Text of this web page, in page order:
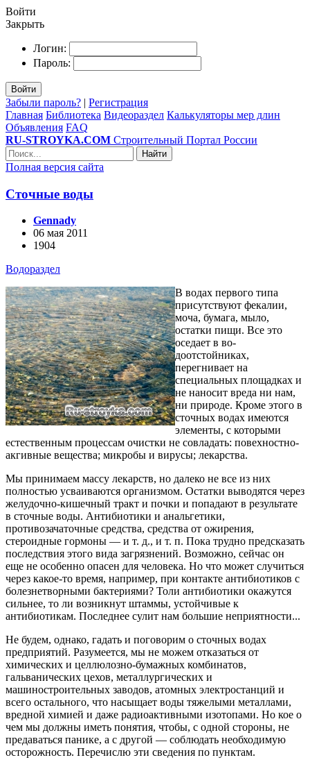
Войти
Закрыть
Логин:
Пароль:
Войти
Забыли пароль? | Регистрация
Главная Библиотека Видеораздел Калькуляторы мер длин
Объявления FAQ
RU-STROYKA.COM Строительный Портал России
Найти
Полная версия сайта
Сточные воды
Gennady
06 мая 2011
1904
Водораздел
В водах первого типа
присутствуют фекалии,
моча, бумага, мыло,
остатки пищи. Все это
оседает в во­
доотстойниках,
перегнивает на
специальных пло­щадках и
не наносит вреда ни нам,
ни природе. Кроме этого в
сточных водах имеются
элементы, с которыми
естественным процессам очистки не совладать: повехностно-
акгивные вещества; микро­бы и вирусы; лекарства.
Мы принимаем массу лекарств, но далеко не все из них
полностью усваиваются организмом. Остатки выводятся через
желудочно-кишечный тракт и поч­ки и попадают в результате
в сточные воды. Анти­биотики и анальгетики,
противозачаточные сред­ства, средства от ожирения,
стероидные гормоны — и т. д., и т. п. Пока трудно предсказать
последствия этого вида загрязнений. Возможно, сейчас он
еще не особенно опасен для человека. Но что может слу­читься
через какое-то время, например, при контак­те антибиотиков с
болезнетворными бактериями? Толи антибиотики окажутся
сильнее, то ли воз­никнут штаммы, устойчивые к
антибиотикам. По­следнее сулит нам большие неприятности...
Не будем, однако, гадать и поговорим о сточных водах
предприятий. Разумеется, мы не можем отка­заться от
химических и целлюлозно-бумажных ком­бинатов,
гальванических цехов, металлургических и
машиностроительных заводов, атомных электро­станций и
всего остального, что насыщает воды тя­желыми металлами,
вредной химией и даже радио­активными изотопами. Но кое о
чем мы должны иметь понятия, чтобы, с одной стороны, не
преда­ваться панике, а с другой — соблюдать необходимую
осторожность. Перечислю эти сведения по пунктам.